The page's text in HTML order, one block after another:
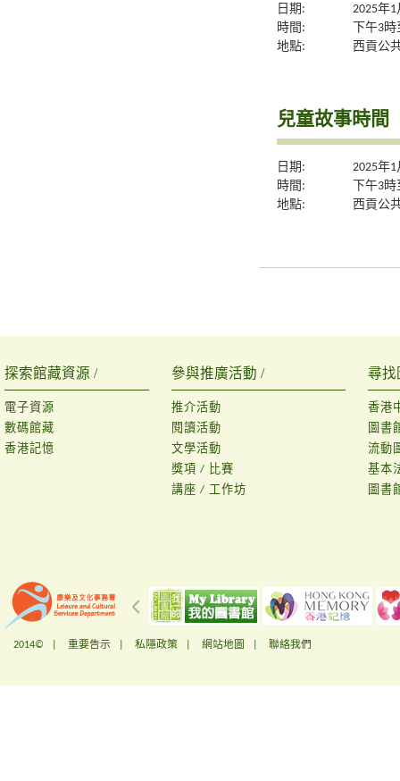
日期:
2025年
時間:
下午3
地點:
西貢公
兒童故事時間
日期:
2025年
時間:
下午3
地點:
西貢公
探索館藏資源 /
電子資源
數碼館藏
香港記憶
參與推廣活動 /
推介活動
閱讀活動
文學活動
獎項 / 比賽
講座 / 工作坊
尋找
香港
圖書
流動
基本
圖書
2014© | 重要告示 私隱政策 網站地圖 聯絡我們